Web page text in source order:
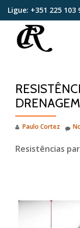
content
Ligue: +351 225 103
Paulo Cortez
Resistências